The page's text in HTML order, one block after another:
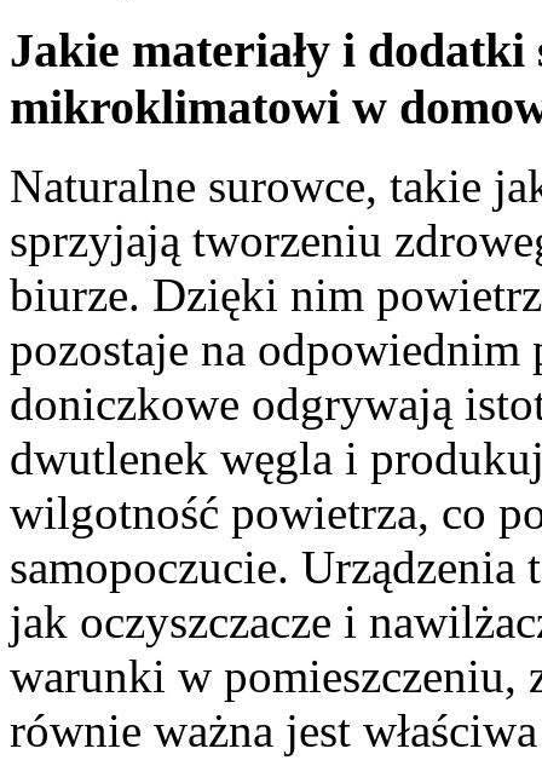
Jakie materiały i
mikroklimatowi w
Naturalne surowce, takie
sprzyjają tworzeniu
biurze. Dzięki nim
pozostaje na
doniczkowe odgrywają
dwutlenek węgla i
wilgotność powietrza, co
samopoczucie. Urządzenia
jak oczyszczacze i
warunki w pomieszczeniu,
równie ważna jest